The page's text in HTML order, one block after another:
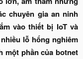
chuyên gia an ninh
vào thiết bị IoT và
lỗ hổng nghiêm
một phần của botnet